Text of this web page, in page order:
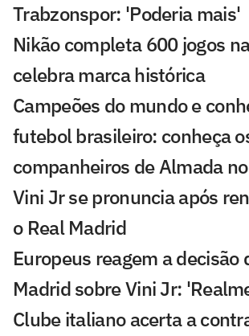
Trabzonspor: 'Poderia mais'
Nikão completa 600 jogos
celebra marca histórica
Campeões do mundo e
futebol brasileiro: conheça
companheiros de Almada
Vini Jr se pronuncia após
o Real Madrid
Europeus reagem a decisão
Madrid sobre Vini Jr:
Clube italiano acerta a